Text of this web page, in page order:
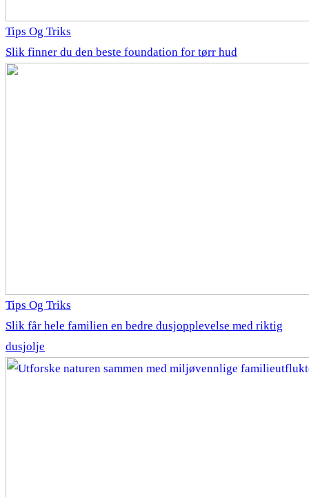
Tips Og Triks
Slik finner du den beste foundation for tørr hud
Tips Og Triks
Slik får hele familien en bedre dusjopplevelse med riktig
dusjolje